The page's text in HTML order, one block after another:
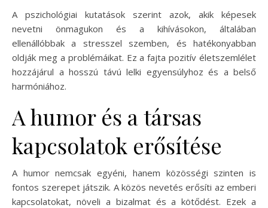
A pszichológiai kutatások szerint azok, akik képesek
nevetni önmagukon és a kihívásokon, általában
ellenállóbbak a stresszel szemben, és hatékonyabban
oldják meg a problémáikat. Ez a fajta pozitív életszemlélet
hozzájárul a hosszú távú lelki egyensúlyhoz és a belső
harmóniához.
A humor és a társas
kapcsolatok erősítése
A humor nemcsak egyéni, hanem közösségi szinten is
fontos szerepet játszik. A közös nevetés erősíti az emberi
kapcsolatokat, növeli a bizalmat és a kötődést. Ezek a